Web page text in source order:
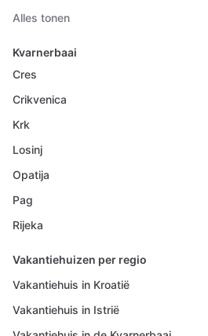
Alles tonen
Kvarnerbaai
Cres
Crikvenica
Krk
Losinj
Opatija
Pag
Rijeka
Vakantiehuizen per regio
Vakantiehuis in Kroatië
Vakantiehuis in Istrië